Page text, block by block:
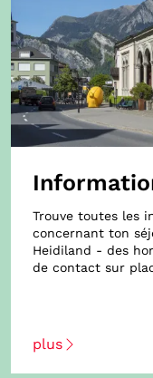
Trouve toutes les
concernant ton
Heidiland - des
de contact sur